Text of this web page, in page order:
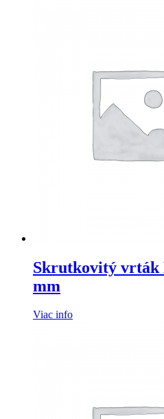
Skrutkovitý vrták
mm
Viac info